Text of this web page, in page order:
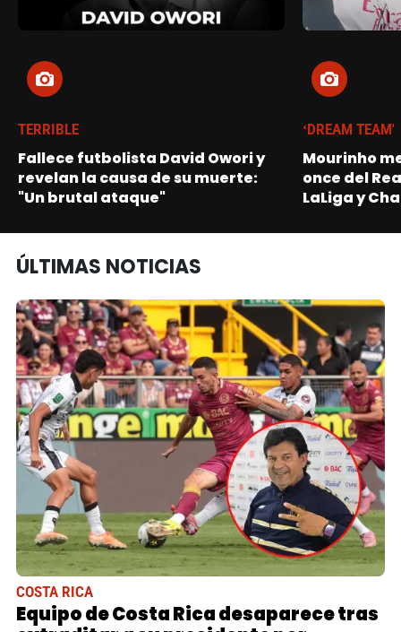
TERRIBLE
Fallece futbolista David Owori y
revelan la causa de su muerte:
"Un brutal ataque"
‘DREAM TEAM'
Mourinho
once del
LaLiga y
ÚLTIMAS NOTICIAS
COSTA RICA
Equipo de Costa Rica desaparece tras